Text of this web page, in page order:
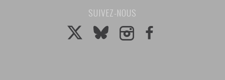
SUIVEZ-NOUS